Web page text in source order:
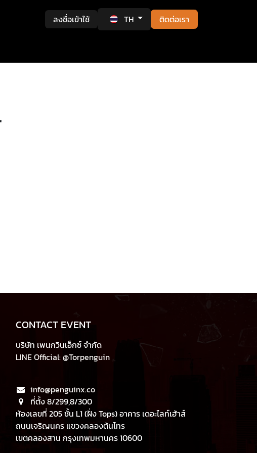
ลงชื่อเข้าใช้
TH ติดต่อเรา
CONTACT EVENT
บริษัท เพนกวินเอ็กซ์ จำกัด
LINE Official: @Torpenguin
info@penguinx.co
ที่ตั้ง 8/299,8/300
ห้องเลขที่ 205 ชั้น L1 (ฝั่ง Tops) อาคาร เดอะไลท์เฮ้าส์
ถนนเจริญนคร แขวงคลองต้นไทร
เขตคลองสาน กรุงเทพมหานคร 10600